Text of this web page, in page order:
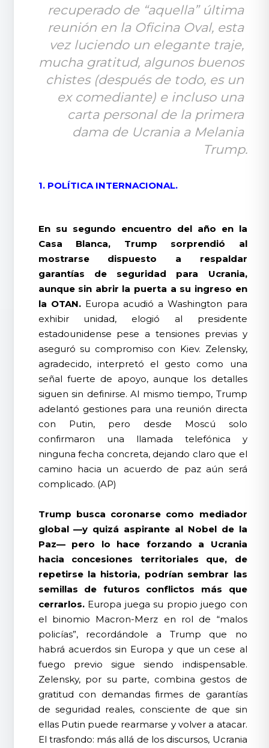
recuperado de “aquella” última
reunión en la Oficina Oval, esta
vez luciendo un elegante traje,
mucha gratitud, algunos buenos
chistes (después de todo, es un
ex comediante) e incluso una
carta personal de la primera
dama de Ucrania a Melania
Trump.
1. POLÍTICA INTERNACIONAL.
En su segundo encuentro del año en la
Casa Blanca, Trump sorprendió al
mostrarse dispuesto a respaldar
garantías de seguridad para Ucrania,
aunque sin abrir la puerta a su ingreso en
la OTAN. Europa acudió a Washington para
exhibir unidad, elogió al presidente
estadounidense pese a tensiones previas y
aseguró su compromiso con Kiev. Zelensky,
agradecido, interpretó el gesto como una
señal fuerte de apoyo, aunque los detalles
siguen sin definirse. Al mismo tiempo, Trump
adelantó gestiones para una reunión directa
con Putin, pero desde Moscú solo
confirmaron una llamada telefónica y
ninguna fecha concreta, dejando claro que el
camino hacia un acuerdo de paz aún será
complicado. (AP)
Trump busca coronarse como mediador
global —y quizá aspirante al Nobel de la
Paz— pero lo hace forzando a Ucrania
hacia concesiones territoriales que, de
repetirse la historia, podrían sembrar las
semillas de futuros conflictos más que
cerrarlos.Europa juega su propio juego con
el binomio Macron-Merz en rol de “malos
policías”, recordándole a Trump que no
habrá acuerdos sin Europa y que un cese al
fuego previo sigue siendo indispensable.
Zelensky, por su parte, combina gestos de
gratitud con demandas firmes de garantías
de seguridad reales, consciente de que sin
ellas Putin puede rearmarse y volver a atacar.
El trasfondo: más allá de los discursos, Ucrania